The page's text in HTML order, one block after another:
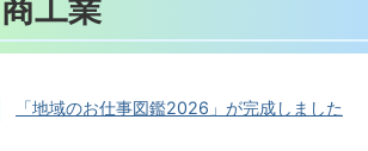
商工業
「地域のお仕事図鑑2026」が完成しました